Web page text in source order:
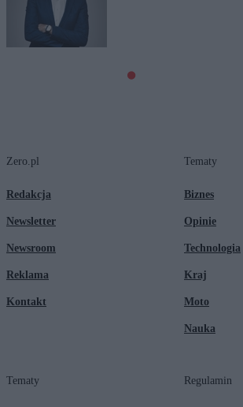
DIOZ zwierzęta
Zero.pl
Redakcja
Newsletter
Newsroom
Reklama
Kontakt
Tematy
Biznes
Opinie
Technologia
Kraj
Moto
Nauka
Tematy Regulamin